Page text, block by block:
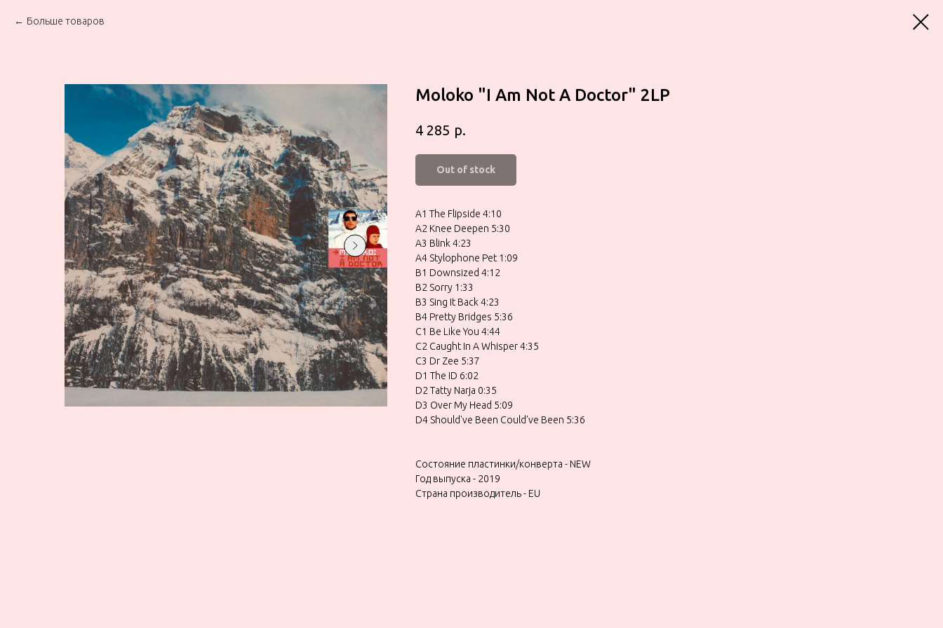
Больше товаров
Moloko ‎"I Am Not A Doctor" 2LP
4 285 р.
Out of stock
A1 The Flipside 4:10
A2 Knee Deepen 5:30
A3 Blink 4:23
A4 Stylophone Pet 1:09
B1 Downsized 4:12
B2 Sorry 1:33
B3 Sing It Back 4:23
B4 Pretty Bridges 5:36
C1 Be Like You 4:44
C2 Caught In A Whisper 4:35
C3 Dr Zee 5:37
D1 The ID 6:02
D2 Tatty Narja 0:35
D3 Over My Head 5:09
D4 Should've Been Could've Been 5:36
Состояние пластинки/конверта - NEW
Год выпуска - 2019
Страна производитель - EU